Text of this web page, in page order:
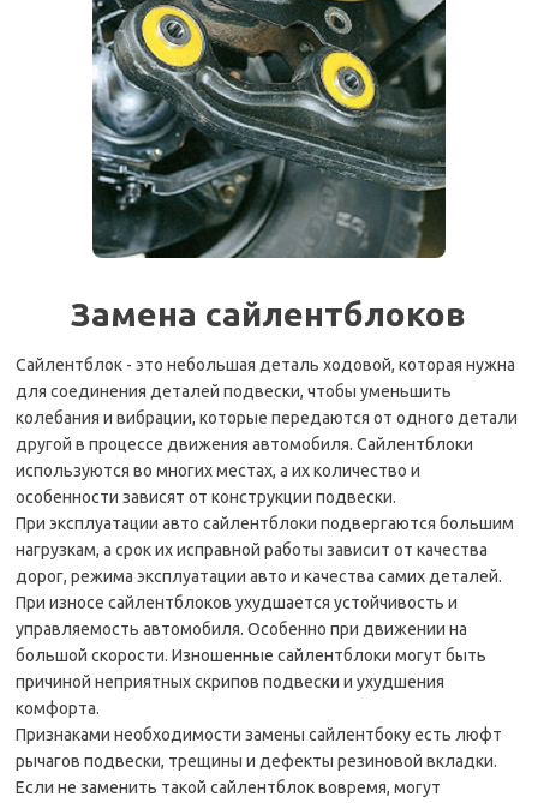
Замена сайлентблоков
Сайлентблок - это небольшая деталь ходовой, которая нужна
для соединения деталей подвески, чтобы уменьшить
колебания и вибрации, которые передаются от одного детали
другой в процессе движения автомобиля. Сайлентблоки
используются во многих местах, а их количество и
особенности зависят от конструкции подвески.
При эксплуатации авто сайлентблоки подвергаются большим
нагрузкам, а срок их исправной работы зависит от качества
дорог, режима эксплуатации авто и качества самих деталей.
При износе сайлентблоков ухудшается устойчивость и
управляемость автомобиля. Особенно при движении на
большой скорости. Изношенные сайлентблоки могут быть
причиной неприятных скрипов подвески и ухудшения
комфорта.
Признаками необходимости замены сайлентбоку есть люфт
рычагов подвески, трещины и дефекты резиновой вкладки.
Если не заменить такой сайлентблок вовремя, могут